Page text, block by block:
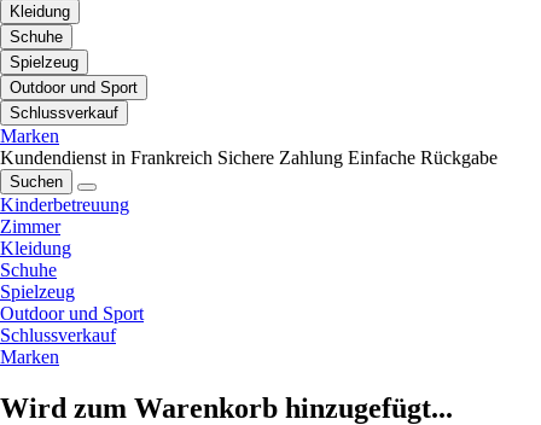
Kleidung
Schuhe
Spielzeug
Outdoor und Sport
Schlussverkauf
Marken
Kundendienst in Frankreich Sichere Zahlung Einfache Rückgabe
Suchen
Kinderbetreuung
Zimmer
Kleidung
Schuhe
Spielzeug
Outdoor und Sport
Schlussverkauf
Marken
Wird zum Warenkorb hinzugefügt...